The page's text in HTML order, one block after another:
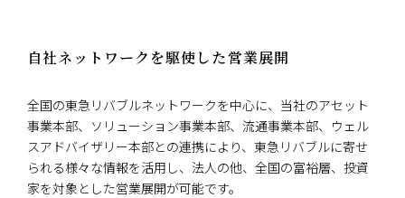
自社ネットワークを駆使した営業展開
全国の東急リバブルネットワークを中心に、当社のアセット
事業本部、ソリューション事業本部、流通事業本部、ウェル
スアドバイザリー本部との連携により、東急リバブルに寄せ
られる様々な情報を活用し、法人の他、全国の富裕層、投資
家を対象とした営業展開が可能です。